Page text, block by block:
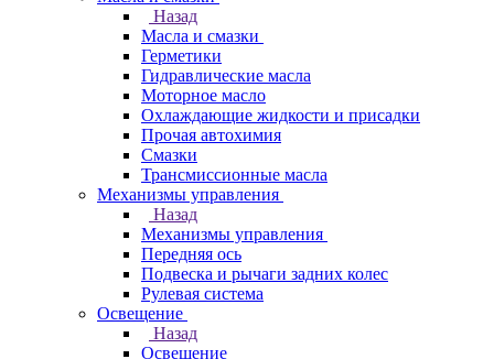
Назад
Масла и смазки
Герметики
Гидравлические масла
Моторное масло
Охлаждающие жидкости и присадки
Прочая автохимия
Смазки
Трансмиссионные масла
Механизмы управления
Назад
Механизмы управления
Передняя ось
Подвеска и рычаги задних колес
Рулевая система
Освещение
Назад
Освещение